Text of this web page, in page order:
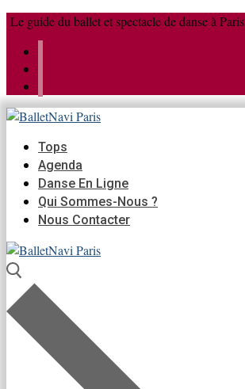
Aller
contenu
Menu
Fermer
Le guide du ballet et spectacle de danse à Paris
Tops
Agenda
Danse En Ligne
Qui Sommes-Nous ?
Nous Contacter